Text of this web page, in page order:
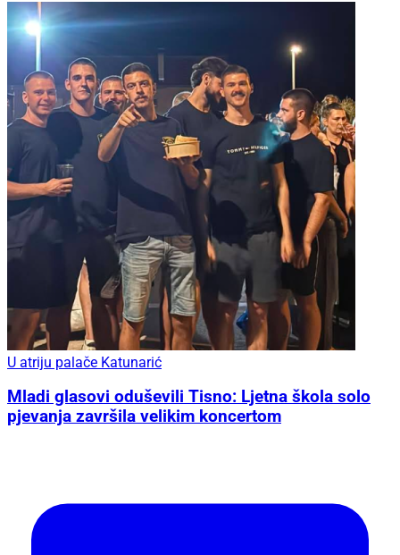
U atriju palače Katunarić
Mladi glasovi oduševili Tisno: Ljetna škola solo
pjevanja završila velikim koncertom